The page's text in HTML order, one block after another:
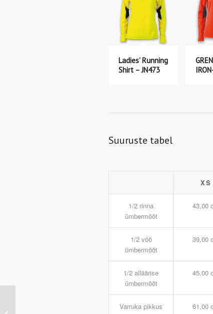
Ladies’ Running
Shirt – JN473
Suuruste tabel
XS
1/2 rinna
ümbermõõt
43,00
1/2 vöö
ümbermõõt
39,00
1/2 alläärise
ümbermõõt
45,00
Varruka pikkus 61,00